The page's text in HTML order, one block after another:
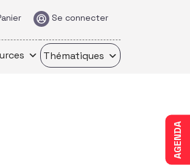
Se connecter
Thématiques
AGENDA